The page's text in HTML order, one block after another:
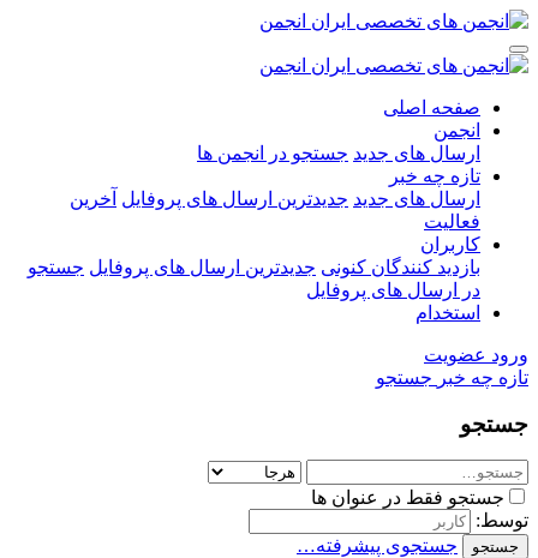
صفحه اصلی
انجمن
ارسال های جدید جستجو در انجمن ها
تازه چه خبر
ارسال های جدید جدیدترین ارسال های پروفایل آخرین
فعالیت
کاربران
بازدید کنندگان کنونی جدیدترین ارسال های پروفایل جستجو
در ارسال های پروفایل
استخدام
ورود عضویت
تازه چه خبر جستجو
جستجو
جستجو فقط در عنوان ها
توسط:
جستجو جستجوی پیشرفته…